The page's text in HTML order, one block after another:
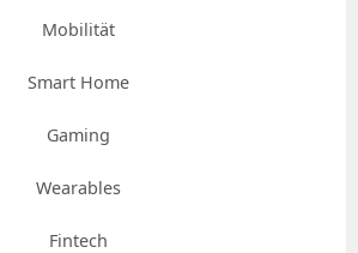
Mobilität
Smart Home
Gaming
Wearables
Fintech